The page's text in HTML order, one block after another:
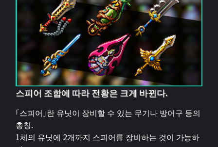
스피어 조합에 따라 전황은 크게 바뀐다.
「스피어」란 유닛이 장비할 수 있는 무기나 방어구 등의
총칭.
1체의 유닛에 2개까지 스피어를 장비하는 것이 가능하